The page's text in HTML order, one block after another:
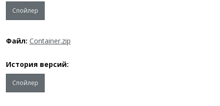
Спойлер
Файл: Container.zip
История версий:
Спойлер